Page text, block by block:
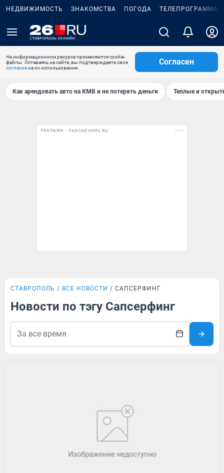
НЕДВИЖИМОСТЬ ЗНАКОМСТВА ПОГОДА ТЕЛЕПРОГРАММА
На информационном ресурсе применяются cookie-
файлы. Оставаясь на сайте, вы подтверждаете свое
согласиена их использование.
Согласен
Как арендовать авто на КМВ и не потерять деньги Теплые и
РЕКЛАМА • TKACHEVKMV.RU
СТАВРОПОЛЬ ВСЕ НОВОСТИ САПСЕРФИНГ
Новости по тэгу Сапсерфинг